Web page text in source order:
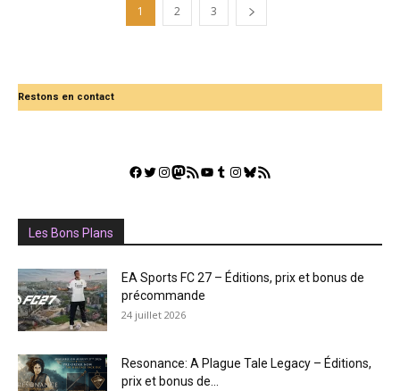
1 2 3
Restons en contact
Facebook
Twitter
Instagram
Mastodon
Flux RSSYouTube
Tumblr
Instagram
Bluesky
GestGame
Les Bons Plans
EA Sports FC 27 – Éditions, prix et bonus de
précommande
24 juillet 2026
Resonance: A Plague Tale Legacy – Éditions,
prix et bonus de...